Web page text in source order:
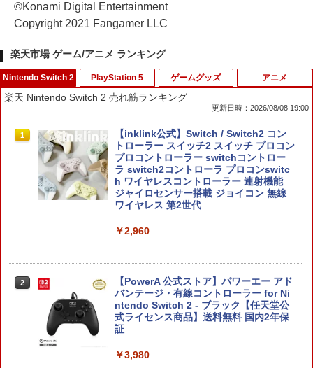
©Konami Digital Entertainment
Copyright 2021 Fangamer LLC
楽天市場 ゲーム/アニメ ランキング
Nintendo Switch 2
楽天 Nintendo Switch 2 売れ筋ランキング
更新日時：2026/08/08 19:00
1
【inklink公式】Switch / Switch2 コン
トローラー スイッチ2 スイッチ プロコン
プロコントローラー switchコントロー
ラ switch2コントローラ プロコンswitc
h ワイヤレスコントローラー 連射機能
ジャイロセンサー搭載 ジョイコン 無線
ワイヤレス 第2世代
￥2,960
2
【PowerA 公式ストア】パワーエー アド
バンテージ・有線コントローラー for Ni
ntendo Switch 2 - ブラック【任天堂公
式ライセンス商品】送料無料 国内2年保
証
￥3,980
PlayStation 5 ゲームグッズ アニメ